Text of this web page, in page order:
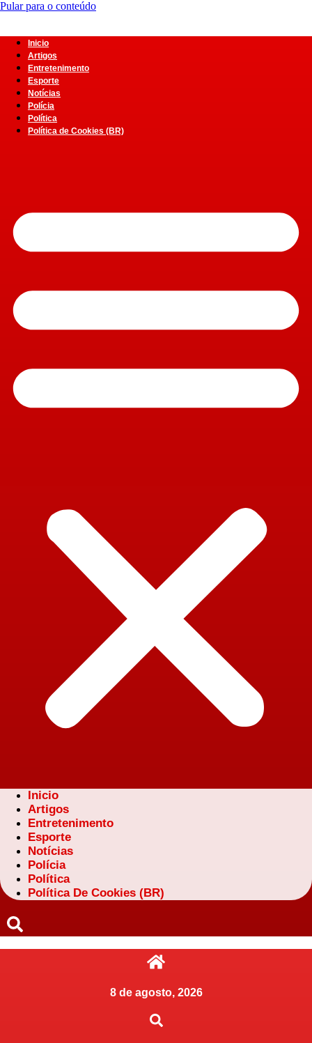
Pular para o conteúdo
Inicio
Artigos
Entretenimento
Esporte
Notícias
Polícia
Política
Política de Cookies (BR)
Inicio
Artigos
Entretenimento
Esporte
Notícias
Polícia
Política
Política De Cookies (BR)
8 de agosto, 2026